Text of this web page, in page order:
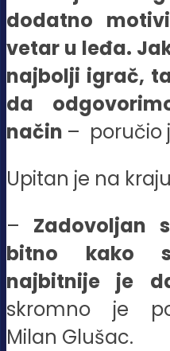
dodatno
vetar u leđa.
najbolji igrač,
da
način – poručio
Upitan je na
– Zadovoljan
bitno kako
najbitnije je
skromno je
Milan Glušac.